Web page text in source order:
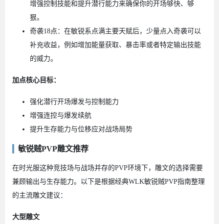
增强控制技能和提升潜行能力来确保你的开场够快、够
狠。
奇袭18点：在敏锐系点满主要天赋后，少量点入奇袭可以
补充收益，例如增加能量获取、暴击率或者特定输出技能
的威力。
加点核心目标：
强化潜行开场爆发与控制能力
增强连控与爆发续航
提升生存能力与位移应对战场局势
敏锐贼PVP雕文推荐
在时光服这种竞技场与战场并存的PVP环境下，雕文的选择需要
兼顾输出与生存能力。以下是根据经典WLK敏锐贼PVP指南整理
的主流雕文建议：
大型雕文